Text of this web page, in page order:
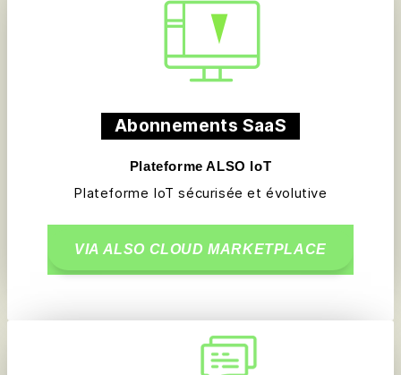
Abonnements SaaS
Plateforme ALSO IoT
Plateforme IoT sécurisée et évolutive
VIA ALSO CLOUD MARKETPLACE